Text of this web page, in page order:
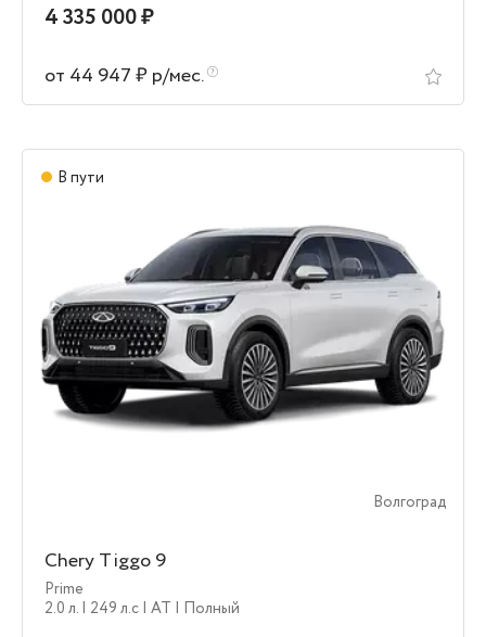
4 335 000 ₽
от 44 947 ₽ р/мес.
В пути
Волгоград
Chery Tiggo 9
Prime
2.0 л. | 249 л.c | AT | Полный